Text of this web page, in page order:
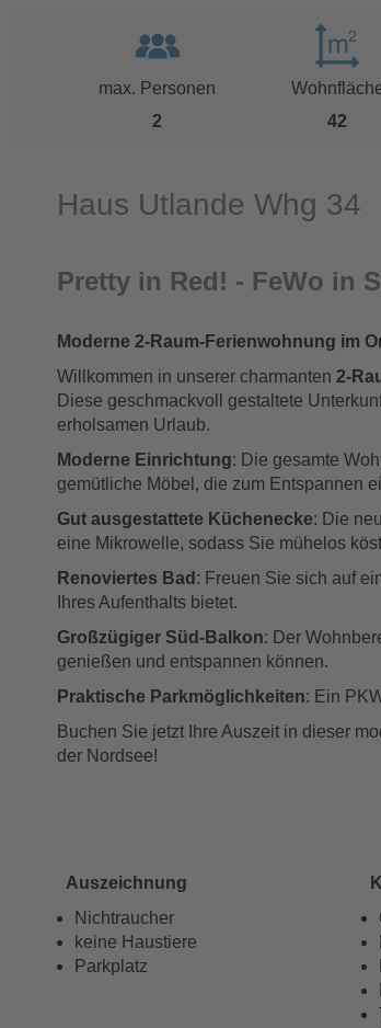
max. Personen
2
42
Haus Utlande Whg 34
Pretty in Red! - FeWo in
Moderne 2-Raum-Ferienwohnung im
Willkommen in unserer charmanten2-
Diese geschmackvoll gestaltete
erholsamen Urlaub.
Moderne Einrichtung: Die gesamte
gemütliche Möbel, die zum Entspannen
Gut ausgestattete Küchenecke: Die
eine Mikrowelle, sodass Sie mühelos
Renoviertes Bad : Freuen Sie sich auf
Ihres Aufenthalts bietet.
Großzügiger Süd-Balkon: Der
genießen und entspannen können.
Praktische Parkmöglichkeiten: Ein
Buchen Sie jetzt Ihre Auszeit in dieser
der Nordsee!
Auszeichnung
Nichtraucher
keine Haustiere
Parkplatz